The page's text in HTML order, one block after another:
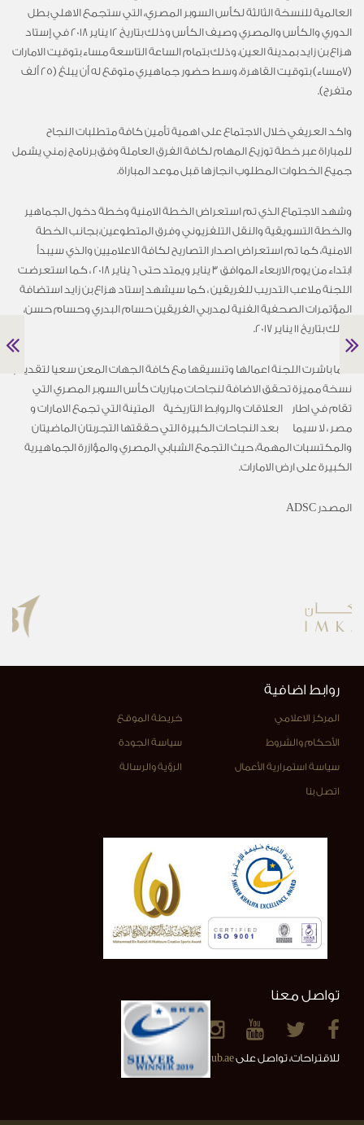
العالمية للنسخة الثالثة لكأس السوبر المصري، التي ستجمع الاهلي بطل
الدوري والكأس والمصري وصيف الكأس وذلك بتاريخ 12 يناير 2018 في إستاد
هزاع بن زايد بمدينة العين، وذلك بتمام الساعة التاسعة مساء بتوقيت الامارات
(7مساء) بتوقيت القاهرة، وسط حضور جماهيري متوقع له أن يبلغ (25 ألف
متفرج).
واكد العريفي خلال الاجتماع على اهمية تأمين كافة متطلبات النجاح
للمباراة عبر خطة توزيع المهام لكافة الفرق العاملة وفق برنامج زمني يشمل
جميع الخطوات المطلوب انجازها قبل موعد المباراة.
وشهد الاجتماع الذي تم استعراض الخطة الامنية وخطة دخول الجماهير
والخطة التسويقية والنقل التلفزيوني وفرق المتطوعين، بجانب الخطة
الامنية، كما تم استعراض اصدار التصاريح لكافة الاعلاميين والذي سيبدأ
ابتداء من يوم الاربعاء الموافق 3 يناير ويمتد حتى 6 يناير 2018 ، كما استعرضت
اللجنة ملاعب التدريب للفريقين ، كما سيشهد إستاد هزاع بن زايد استضافة
المؤتمرات الصحفية الفنية لمدربي الفريقين حسام البدري وحسام حسن،
وذلك بتاريخ 11 يناير 2017.
كما باشرت اللجنة اعمالها وتنسيقها مع كافة الجهات المعن سعيا لتقديم
نسخة مميزة تحقق الاضافة لنجاحات مباريات كأس السوبر المصري التي
تقام في اطار العلاقات والروابط التاريخية المتينة التي تجمع الامارات و
مصر ، لا سيما بعد النجاحات الكبيرة التي حققتها التجربتان الماضيتان
والمكتسبات المهمة، حيث التجمع الشبابي المصري والمؤازرة الجماهيرية
الكبيرة على ارض الامارات.
المصدر ADSC
روابط اضافية
المركز الاعلامي خريطة الموقع
الأحكام والشروط سياسة الجودة
سياسة استمرارية الأعمال الرؤية والرسالة
اتصل بنا
تواصل معنا
للاقتراحات، تواصل علىinfo@alainclub.ae